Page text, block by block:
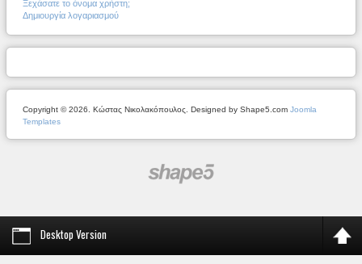
Ξεχάσατε το όνομα χρήστη;
Δημιουργία λογαριασμού
Copyright © 2026. Κώστας Νικολακόπουλος. Designed by Shape5.com Joomla
Templates
Desktop Version